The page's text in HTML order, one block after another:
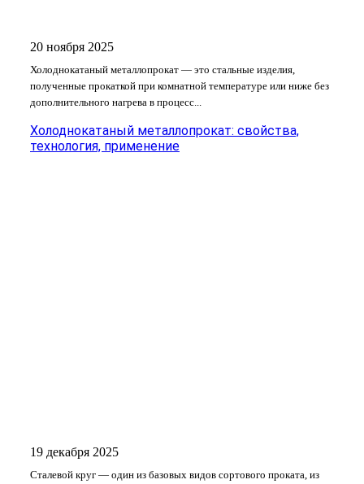
20 ноября 2025
Холоднокатаный металлопрокат — это стальные изделия,
полученные прокаткой при комнатной температуре или ниже без
дополнительного нагрева в процесс...
Холоднокатаный металлопрокат: свойства,
технология, применение
19 декабря 2025
Сталевой круг — один из базовых видов сортового проката, из